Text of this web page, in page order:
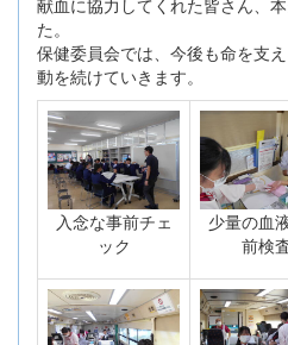
た。
保健委員会では、今後も命を支
動を続けていきます。
入念な事前チェ
ック
少量の血
前検